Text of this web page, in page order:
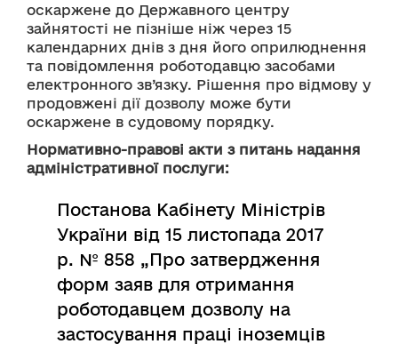
оскаржене до Державного центру
зайнятості не пізніше ніж через 15
календарних днів з дня його оприлюднення
та повідомлення роботодавцю засобами
електронного зв’язку. Рішення про відмову у
продовжені дії дозволу може бути
оскаржене в судовому порядку.
Нормативно-правові акти з питань надання
адміністративної послуги:
Постанова Кабінету Міністрів
України від 15 листопада 2017
р. № 858 „Про затвердження
форм заяв для отримання
роботодавцем дозволу на
застосування праці іноземців